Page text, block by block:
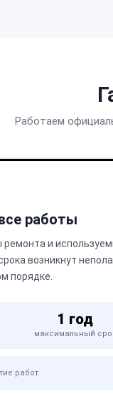
Работаем
работы
и
возникнут
порядке.
1 год
максимальный
работ